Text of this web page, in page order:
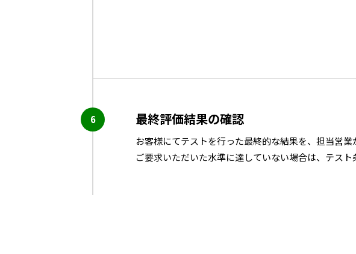
最終評価結果の確認
お客様にてテストを行った最終的な結果を、担当営
ご要求いただいた水準に達していない場合は、テス